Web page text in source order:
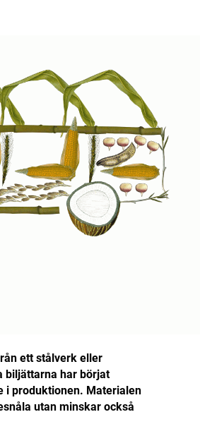
ett stålverk eller
biljättarna har börjat
i produktionen. Materialen
utan minskar också